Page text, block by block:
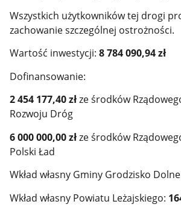
Wszystkich użytkowników tej drogi
zachowanie szczególnej ostrożności.
Wartość inwestycji: 8 784 090,94 zł
Dofinansowanie:
2 454 177,40 złze środków
Rozwoju Dróg
6 000 000,00 złze środków
Polski Ład
Wkład własny Gminy Grodzisko
Wkład własny Powiatu Leżajskiego: